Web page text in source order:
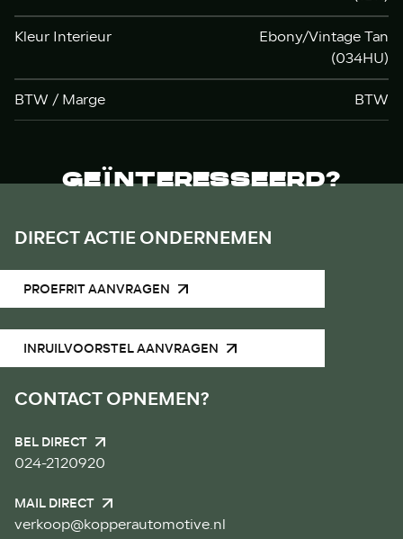
Kleur Interieur
Ebony/Vintage Tan
(034HU)
BTW / Marge
BTW
GEÏNTERESSEERD?
DIRECT ACTIE ONDERNEMEN
PROEFRIT AANVRAGEN
INRUILVOORSTEL AANVRAGEN
CONTACT OPNEMEN?
BEL DIRECT
024-2120920
MAIL DIRECT
verkoop@kopperautomotive.nl